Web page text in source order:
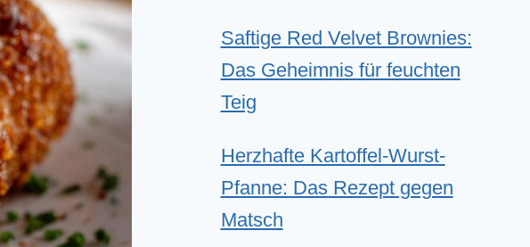
Saftige Red Velvet Brownies:
Das Geheimnis für feuchten
Teig
Herzhafte Kartoffel-Wurst-
Pfanne: Das Rezept gegen
Matsch